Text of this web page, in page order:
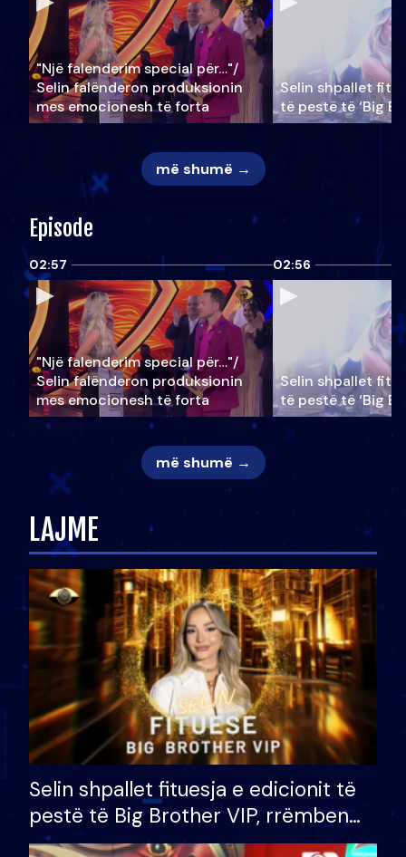
"Një falenderim special për…"/
Selin falënderon produksionin
mes emocionesh të forta
Selin shpallet
të pestë të ‘Big
më shumë →
Episode
02:57
"Një falenderim special për…"/
Selin falënderon produksionin
mes emocionesh të forta
02:56
Selin shpallet
të pestë të ‘Big
më shumë →
LAJME
Selin shpallet fituesja e edicionit të
pestë të Big Brother VIP, rrëmben
çmimin e madh prej 100 mijë eurosh